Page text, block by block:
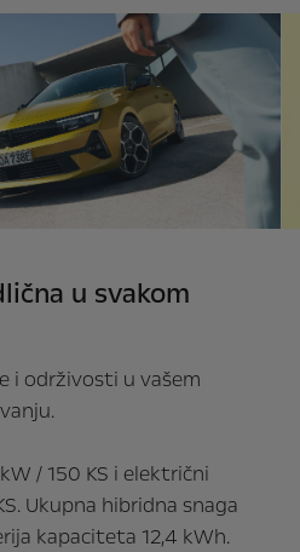
u svakom
i održivosti u vašem
/ 150 KS i električni
Ukupna hibridna snaga
kapaciteta 12,4 kWh.